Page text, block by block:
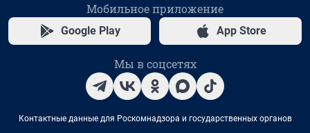
Мобильное приложение
Google Play App Store
Мы в соцсетях
Контактные данные для Роскомнадзора и государственных органов